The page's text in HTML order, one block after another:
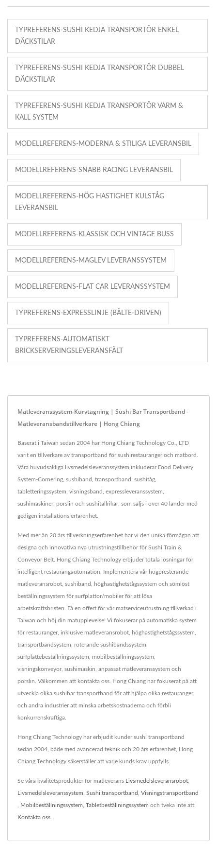
TYPREFERENS-SUSHI KEDJA TRANSPORTÖR ENKEL
DÄCKSTILAR
TYPREFERENS-SUSHI KEDJA TRANSPORTÖR DUBBEL
DÄCKSTILAR
TYPREFERENS-SUSHI KEDJA TRANSPORTÖR VARM &
KALL SYSTEM
MODELLREFERENS-MODERNA & STILIGA LEVERANSBIL
MODELLREFERENS-SNABB RACING LEVERANSBIL
MODELLREFERENS-HÖG HASTIGHET KULSTÅG
LEVERANSBIL
MODELLREFERENS-KLASSISK OCH VINTAGE BUSS
MODELLREFERENS-MAGLEV LEVERANSSYSTEM
MODELLREFERENS-FLAT CAR LEVERANSSYSTEM
TYPREFERENS-EXPRESSLINJE (BÄLTE-DRIVEN)
TYPREFERENS-AUTOMATISKT
BRICKSERVERINGSLEVERANSFÄLT
Matleveranssystem-Kurvtagning | Sushi Bar Transportband -
Matleveransbandstillverkare | Hong Chiang
Baserat i Taiwan sedan 2004 har Hong Chiang Technology Co., LTD
varit en tillverkare av transportband för sushirestauranger och matbord.
Våra huvudsakliga livsmedelsleveranssystem inkluderar Food Delivery
System-Cornering, sushiband, transportband, sushitåg,
tabletteringssystem, visningsband, expressleveranssystem,
sushimaskiner, porslin och sushitallrikar, som säljs i över 40 länder med
gedigen installations erfarenhet.
Med mer än 20 års tillverkningserfarenhet har vi den unika förmågan att
designa och innovativa nya utrustningstillbehör för Sushi Train &
Conveyor Belt. Hong Chiang Technology erbjuder totala lösningar för
intelligent restaurangautomation. Implementera vår högpresterande
matleveransrobot, sushiband, höghastighetstågssystem och sömlöst
beställningssystem för surfplattor/mobiler för att lösa
arbetskraftsbristen. Få en offert för vår matserviceutrustning tillverkad i
Taiwan och höj din matupplevelse! Vi fokuserar på automatiska system
för restauranger, inklusive matleveransrobot, höghastighetstågssystem,
transportbandsystem, roterande sushibandssystem,
surfplattebeställningssystem, mobilbeställningssystem,
visningskonveyor, sushimaskin, anpassat matleveranssystem och
porslin. Välkommen att kontakta oss. Hong Chiang har fokuserat på att
utveckla olika sushibar transportband för att hjälpa olika restauranger
och andra industrier att minska arbetskostnaderna och förbli
konkurrenskraftiga.
Hong Chiang Technology har erbjudit kunder sushi transportband
sedan 2004, både med avancerad teknik och 20 års erfarenhet, Hong
Chiang Technology säkerställer att varje kunds krav uppfylls.
Se våra kvalitetsprodukter för matleverans Livsmedelsleveransrobot,
Livsmedelsleveranssystem, Sushi transportband , Visningstransportband
, Mobilbeställningssystem, Tabletbeställningssystem och tveka inte att
Kontakta oss.